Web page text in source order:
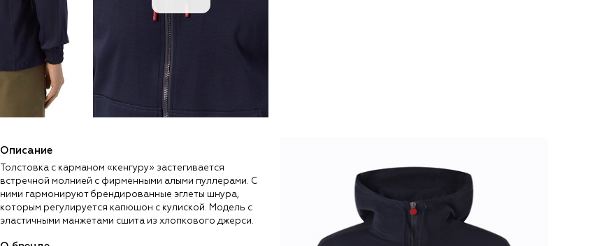
Описание
Толстовка с карманом «кенгуру» застегивается
встречной молнией с фирменными алыми пуллерами. С
ними гармонируют брендированные эглеты шнура,
которым регулируется капюшон с кулиской. Модель с
эластичными манжетами сшита из хлопкового джерси.